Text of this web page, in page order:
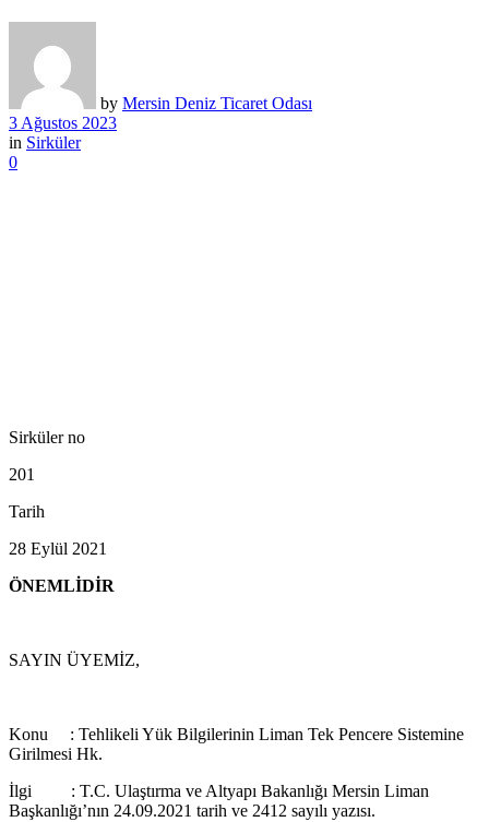
by Mersin Deniz Ticaret Odası
3 Ağustos 2023
in Sirküler
0
Sirküler no
201
Tarih
28 Eylül 2021
ÖNEMLİDİR
SAYIN ÜYEMİZ,
Konu : Tehlikeli Yük Bilgilerinin Liman Tek Pencere Sistemine
Girilmesi Hk.
İlgi : T.C. Ulaştırma ve Altyapı Bakanlığı Mersin Liman
Başkanlığı’nın 24.09.2021 tarih ve 2412 sayılı yazısı.